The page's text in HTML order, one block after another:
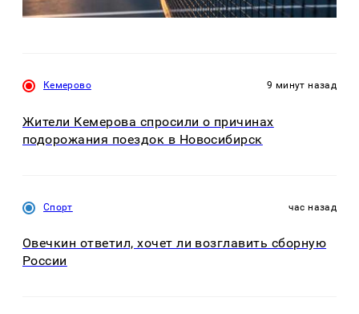
Кемерово 9 минут назад
Жители Кемерова спросили о причинах
подорожания поездок в Новосибирск
Спорт час назад
Овечкин ответил, хочет ли возглавить сборную
России